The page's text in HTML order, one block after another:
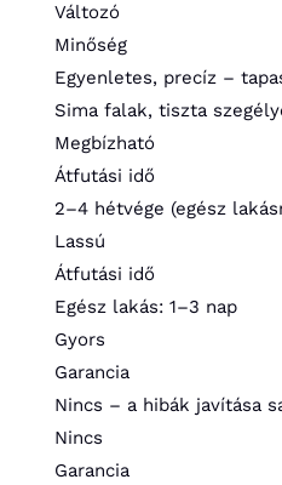
Változó
Minőség
Egyenletes, precíz –
Sima falak, tiszta
Megbízható
Átfutási idő
2–4 hétvége (egész
Lassú
Átfutási idő
Egész lakás: 1–3 nap
Gyors
Garancia
Nincs – a hibák javítása
Nincs
Garancia